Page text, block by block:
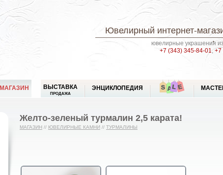
Ювелирный интернет-
ювелирные украшения
+7 (343) 345-84-01, +7
МАГАЗИН ВЫСТАВКА
ПРОДАЖА
ЭНЦИКЛОПЕДИЯ
Желто-зеленый турмалин 2,5 карата!
МАГАЗИН // ЮВЕЛИРНЫЕ КАМНИ // ТУРМАЛИНЫ